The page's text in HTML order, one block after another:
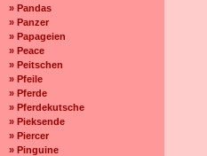
» Pandas
» Panzer
» Papageien
» Peace
» Peitschen
» Pfeile
» Pferde
» Pferdekutsche
» Pieksende
» Piercer
» Pinguine